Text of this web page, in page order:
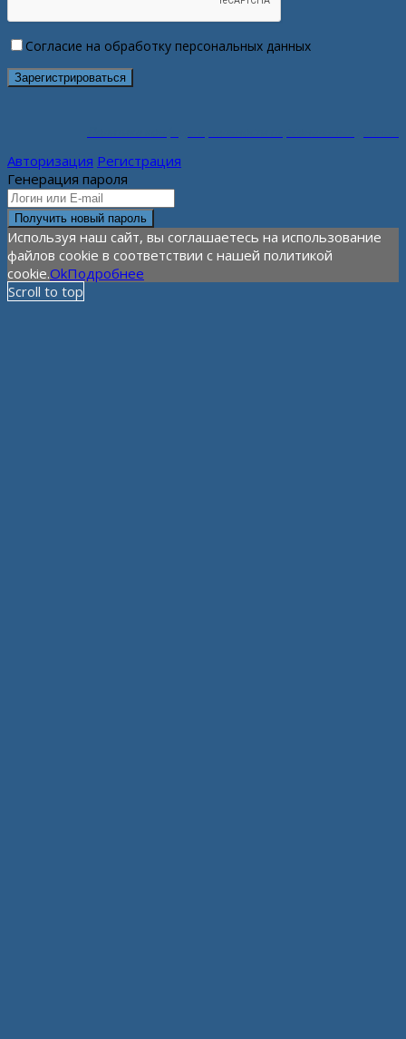
Согласие на обработку персональных данных
Авторизация Регистрация
Генерация пароля
Используя наш сайт, вы соглашаетесь на использование
файлов cookie в соответствии с нашей политикой
cookie.OkПодробнее
Scroll to top